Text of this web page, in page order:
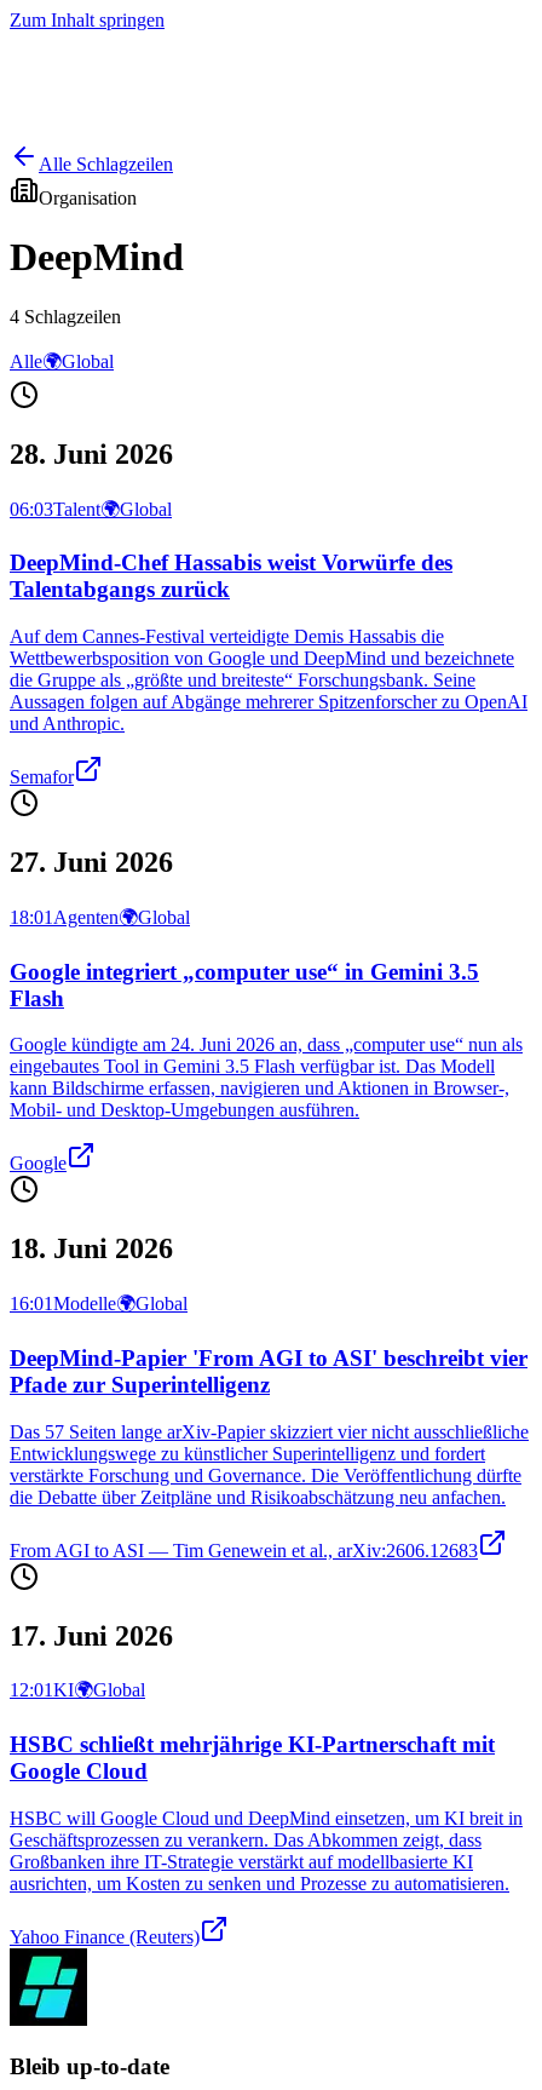
Zum Inhalt springen
Alle Schlagzeilen
Organisation
DeepMind
4 Schlagzeilen
Alle🌍Global
28. Juni 2026
06:03Talent🌍Global
DeepMind-Chef Hassabis weist Vorwürfe des
Talentabgangs zurück
Auf dem Cannes-Festival verteidigte Demis Hassabis die
Wettbewerbsposition von Google und DeepMind und bezeichnete
die Gruppe als „größte und breiteste“ Forschungsbank. Seine
Aussagen folgen auf Abgänge mehrerer Spitzenforscher zu OpenAI
und Anthropic.
Semafor
27. Juni 2026
18:01 Agenten🌍Global
Google integriert „computer use“ in Gemini 3.5
Flash
Google kündigte am 24. Juni 2026 an, dass „computer use“ nun als
eingebautes Tool in Gemini 3.5 Flash verfügbar ist. Das Modell
kann Bildschirme erfassen, navigieren und Aktionen in Browser-,
Mobil- und Desktop-Umgebungen ausführen.
Google
18. Juni 2026
16:01Modelle🌍Global
DeepMind-Papier 'From AGI to ASI' beschreibt vier
Pfade zur Superintelligenz
Das 57 Seiten lange arXiv-Papier skizziert vier nicht ausschließliche
Entwicklungswege zu künstlicher Superintelligenz und fordert
verstärkte Forschung und Governance. Die Veröffentlichung dürfte
die Debatte über Zeitpläne und Risikoabschätzung neu anfachen.
From AGI to ASI — Tim Genewein et al., arXiv:2606.12683
17. Juni 2026
12:01KI🌍Global
HSBC schließt mehrjährige KI-Partnerschaft mit
Google Cloud
HSBC will Google Cloud und DeepMind einsetzen, um KI breit in
Geschäftsprozessen zu verankern. Das Abkommen zeigt, dass
Großbanken ihre IT-Strategie verstärkt auf modellbasierte KI
ausrichten, um Kosten zu senken und Prozesse zu automatisieren.
Yahoo Finance (Reuters)
Bleib up-to-date